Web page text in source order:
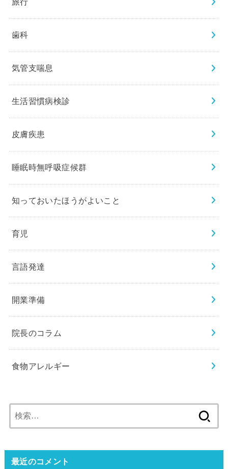
歯科
気管支喘息
生活習慣病検診
皮膚疾患
睡眠時無呼吸症候群
知っておいたほうがよいこと
育児
言語発達
開業準備
院長のコラム
食物アレルギー
索:
最近のコメント